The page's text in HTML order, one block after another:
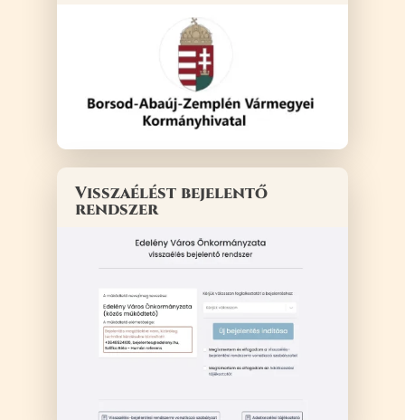
Visszaélést bejelentő
rendszer